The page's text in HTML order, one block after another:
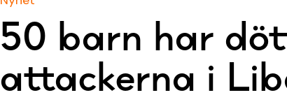
50 barn har
attackerna i